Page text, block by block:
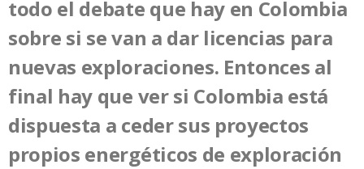
todo el debate que hay en Colombia
sobre si se van a dar licencias para
nuevas exploraciones. Entonces al
final hay que ver si Colombia está
dispuesta a ceder sus proyectos
propios energéticos de exploración